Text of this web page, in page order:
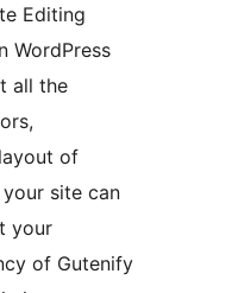
Editing
WordPress
all the
of
site can
your
of Gutenify